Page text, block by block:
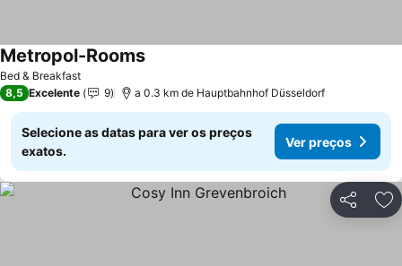
Bed & Breakfast
Metropol-Rooms
8,5 Excelente 9 a 0.3 km de Hauptbahnhof Düsseldorf
Selecione as datas para ver os preços
exatos.
Ver preços
Partilhar